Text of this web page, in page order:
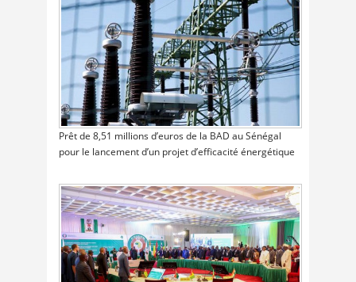
Prêt de 8,51 millions d’euros de la BAD au Sénégal
pour le lancement d’un projet d’efficacité énergétique